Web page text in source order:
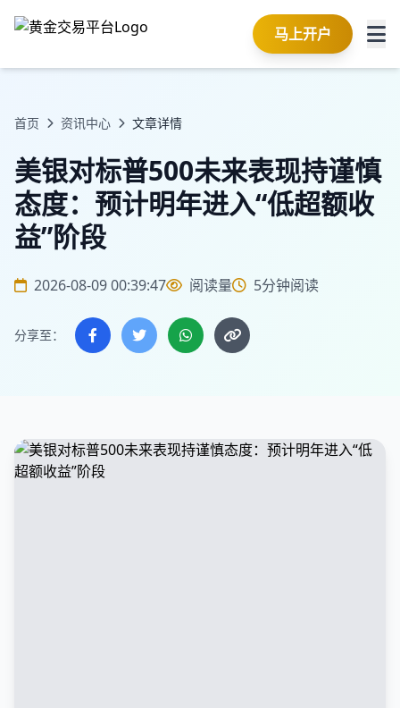
马上开户
首页 资讯中心 文章详情
美银对标普500未来表现持谨慎
态度：预计明年进入“低超额收
益”阶段
2026-08-09 00:39:47 阅读量 5分钟阅读
分享至：